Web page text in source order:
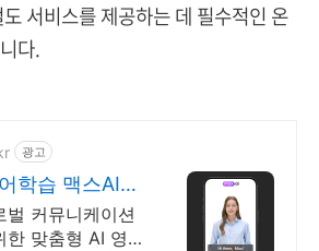
서비스를 제공하는 데 필수적인 온
다.
광고
학습 맥스AI
맥스AI
벌 커뮤니케이션
한 맞춤형 AI 영